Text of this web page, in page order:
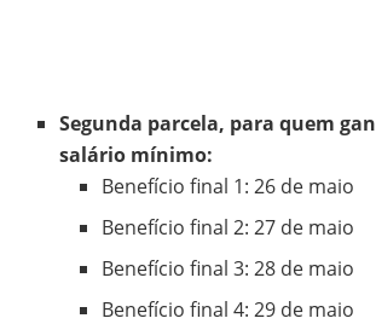
Segunda parcela, para quem
salário mínimo:
Benefício final 1: 26 de maio
Benefício final 2: 27 de maio
Benefício final 3: 28 de maio
Benefício final 4: 29 de maio